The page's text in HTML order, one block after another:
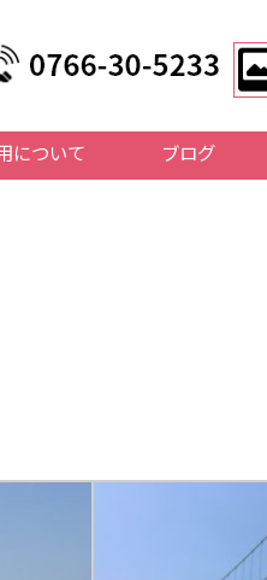
について ブログ